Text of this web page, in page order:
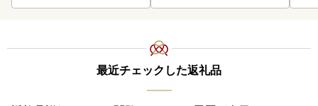
最近チェックした返礼品